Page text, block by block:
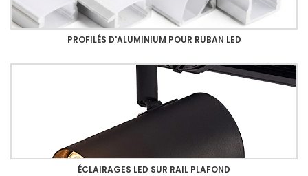
PROFILÉS D'ALUMINIUM POUR RUBAN LED
ÉCLAIRAGES LED SUR RAIL PLAFOND